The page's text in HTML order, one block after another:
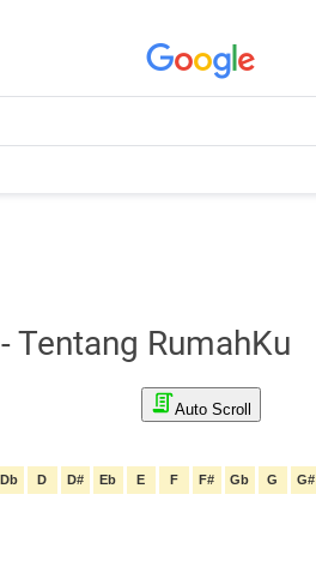
Tentang RumahKu
Auto Scroll
Db D D# Eb E F F# Gb G G#